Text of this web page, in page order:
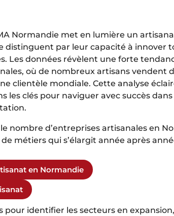
Normandie met en lumière un
distinguent par leur capacité à innover
Les données révèlent une forte
où de nombreux artisans vendent
clientèle mondiale. Cette analyse
les clés pour naviguer avec succès
nombre d’entreprises artisanales en
métiers qui s’élargit année après
en Normandie
pour identifier les secteurs en